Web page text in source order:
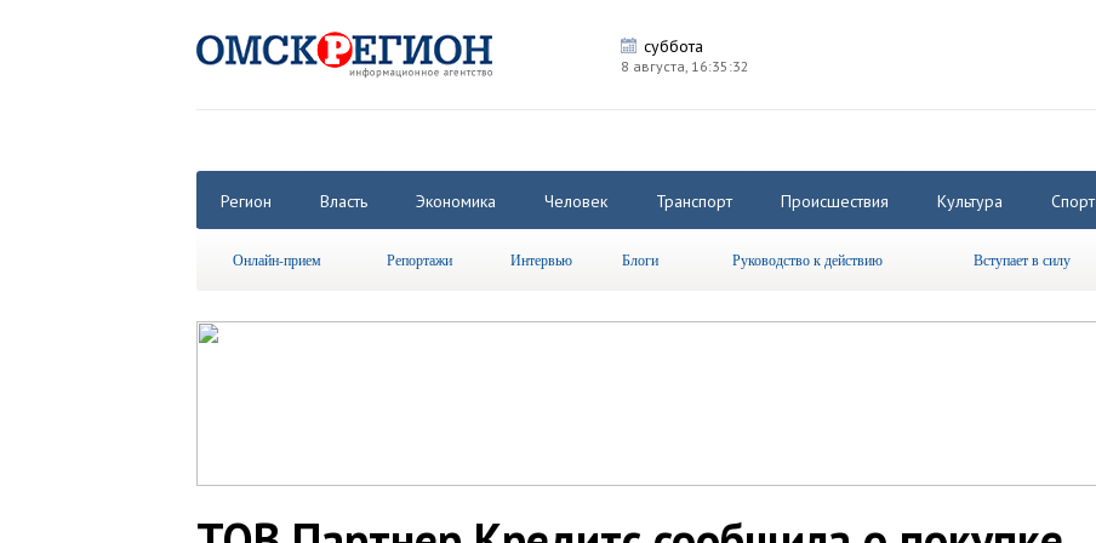
суббота
8 августа, 16:35:33
Регион Власть Экономика Человек Транспорт Происшествия Культура Спорт
Онлайн-прием Репортажи Интервью Блоги Руководство к действию Вступает в силу